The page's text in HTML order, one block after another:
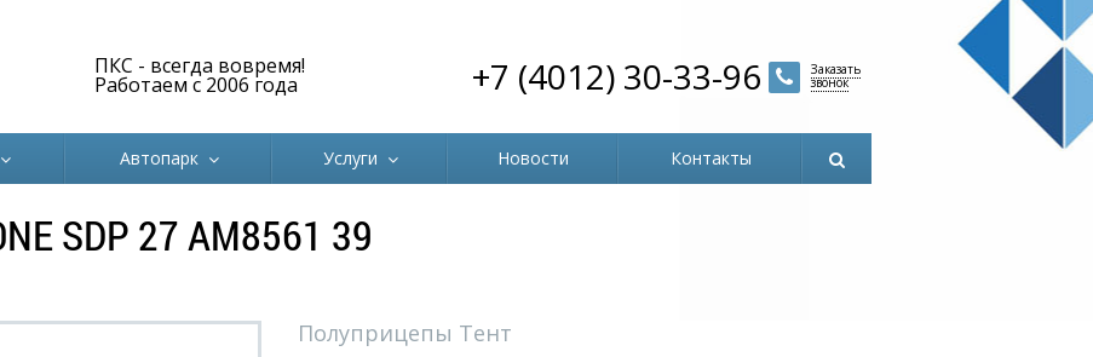
ПКС - всегда вовремя!
Работаем с 2006 года
Заказать
звонок
+7 (4012) 30-33-96
Автопарк Услуги Новости Контакты
SDP 27 АМ8561 39
Полуприцепы Тент